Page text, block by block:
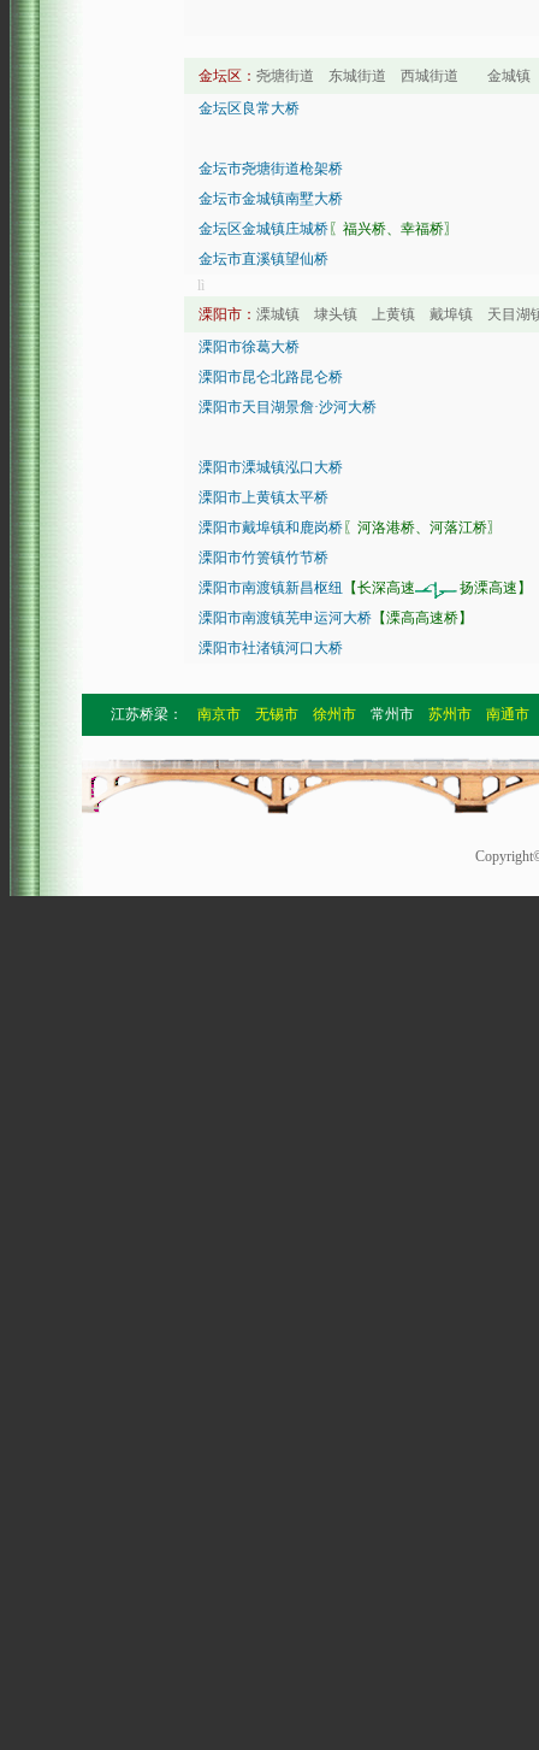
金坛区： 尧塘街道 东城街道 西城街道 金城
金坛区良常大桥
金坛市尧塘街道枪架桥
金坛市金城镇南墅大桥
金坛区金城镇庄城桥 〖福兴桥、幸福桥〗
金坛市直溪镇望仙桥
lì
溧阳市： 溧城镇 埭头镇 上黄镇 戴埠镇 天目
溧阳市徐葛大桥
溧阳市昆仑北路昆仑桥
溧阳市天目湖景詹·沙河大桥
溧阳市溧城镇泓口大桥
溧阳市上黄镇太平桥
溧阳市戴埠镇和鹿岗桥 〖河洛港桥、河落江桥〗
溧阳市竹箦镇竹节桥
溧阳市南渡镇新昌枢纽
【长深高速
扬溧高速】
溧阳市南渡镇芜申运河大桥 【溧高高速桥】
溧阳市社渚镇河口大桥
江苏桥梁： 南京市 无锡市 徐州市 常州市 苏州市 南通市